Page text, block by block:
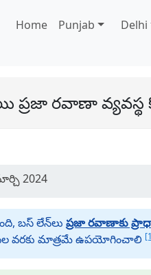
Home Punjab Delhi
ప్రజా రవాణా వ్యవస్థ
2024
బస్ లేన్‌లు ప్రజా రవాణాకు
వరకు మాత్రమే ఉపయోగించాలి